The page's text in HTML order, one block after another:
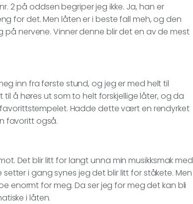
2 på oddsen begriper jeg ikke. Ja, han er
for det. Men låten er i beste fall meh, og den
nervene. Vinner denne blir det en av de mest
inn fra første stund, og jeg er med helt til
å høres ut som to helt forskjellige låter, og da
favorittstempelet. Hadde dette vært en rendyrket
favoritt også.
Det blir litt for langt unna min musikksmak med
i gang synes jeg det blir litt for ståkete. Men
enormt for meg. Da ser jeg for meg det kan bli
i låten.